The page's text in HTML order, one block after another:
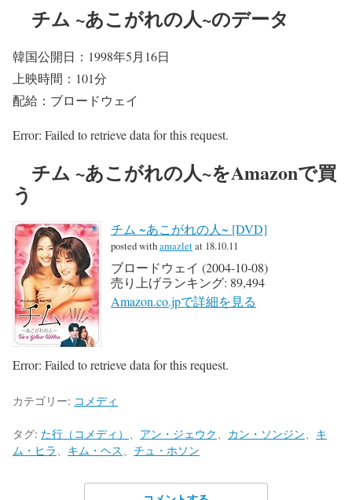
チム ~あこがれの人~のデータ
韓国公開日：1998年5月16日
上映時間：101分
配給：ブロードウェイ
Error: Failed to retrieve data for this request.
チム ~あこがれの人~をAmazonで買
う
チム ~あこがれの人~ [DVD]
posted withamazletat 18.10.11
ブロードウェイ (2004-10-08)
売り上げランキング: 89,494
Amazon.co.jpで詳細を見る
Error: Failed to retrieve data for this request.
カテゴリー: コメディ
タグ: た行（コメディ） アン・ジェウク カン・ソンジン
キ
ム・ヒラ
キム・ヘス チュ・ホソン